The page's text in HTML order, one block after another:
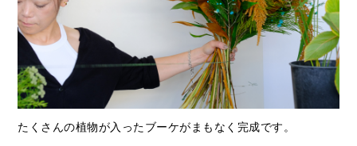
たくさんの植物が入ったブーケがまもなく完成です。